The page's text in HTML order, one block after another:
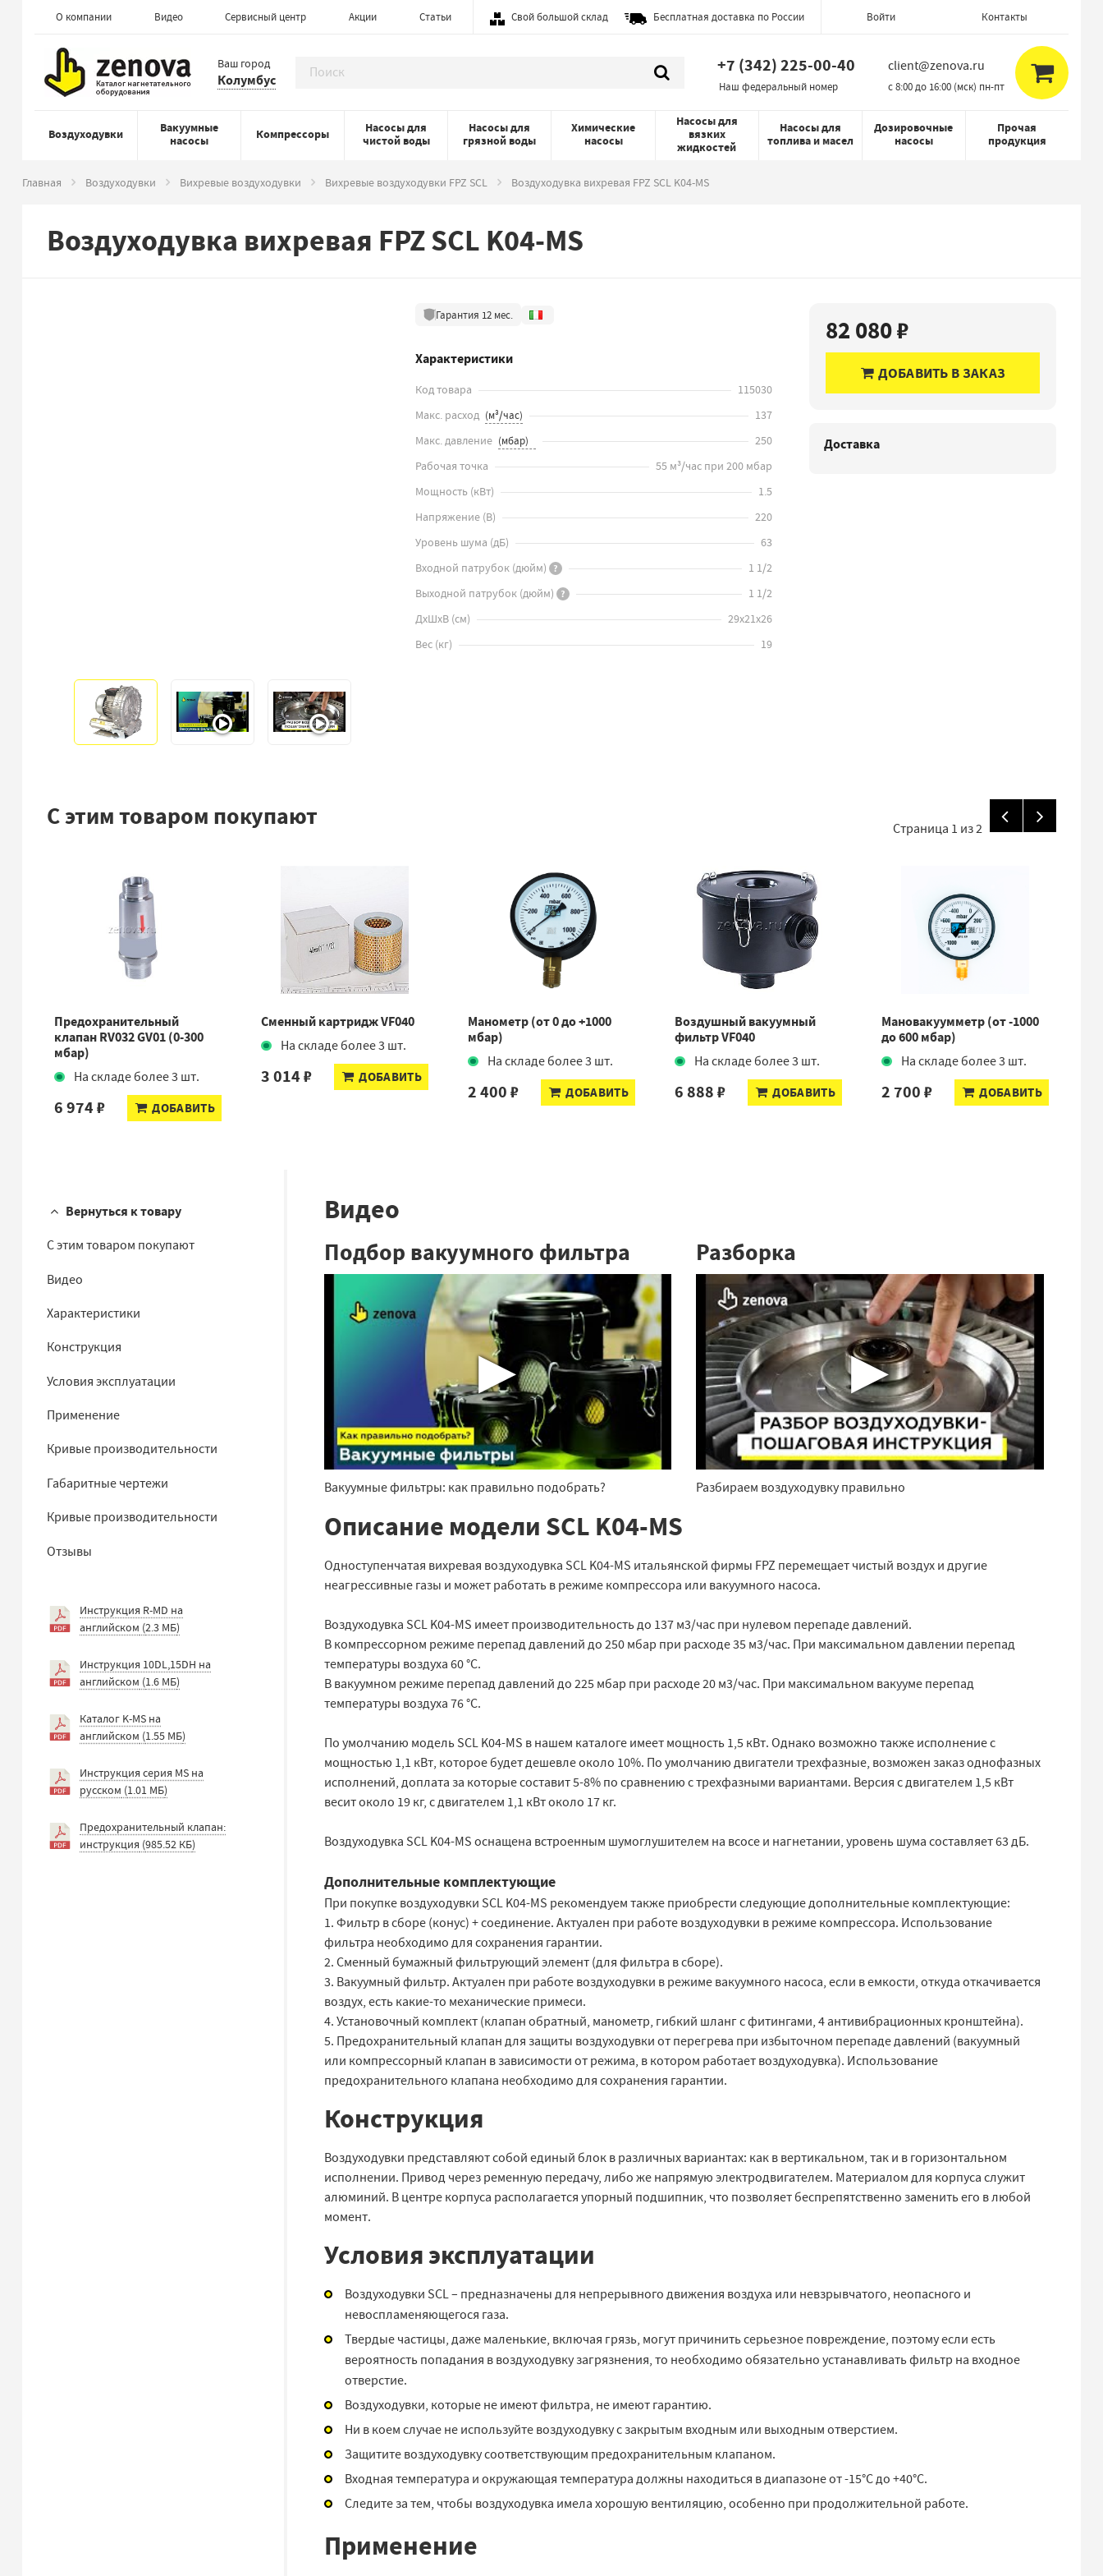
О компании Видео Сервисный центр Акции Статьи Свой большой склад Бесплатная доставка по России Войти Контакты
Ваш город
Колумбус
+7 (342) 225-00-40
Наш федеральный номер
client@zenova.ru
c 8:00 до 16:00 (мск) пн-пт
Воздуходувки
Вакуумные
насосы
Компрессоры
Насосы для
чистой воды
Насосы для
грязной воды
Химические
насосы
Насосы для
вязких
жидкостей
Насосы для
топлива и масел
Дозировочные
насосы
Прочая
продукция
Главная Воздуходувки Вихревые воздуходувки Вихревые воздуходувки FPZ SCL Воздуходувка вихревая FPZ SCL K04-MS
Воздуходувка вихревая FPZ SCL K04-MS
Гарантия 12 мес.
Характеристики
Код товара
115030
Макс. расход
137
Макс. давление
250
Рабочая точка
55 м³/час при 200 мбар
Мощность (кВт)
1.5
Напряжение (В)
220
Уровень шума (дБ)
63
Входной патрубок (дюйм) ?
1 1/2
Выходной патрубок (дюйм) ?
1 1/2
ДхШхВ (см)
29х21х26
Вес (кг) 19
82 080 ₽
ДОБАВИТЬ В ЗАКАЗ
Доставка
С этим товаром покупают Страница 1 из2
Предохранительный
клапан RV032 GV01 (0-300
мбар)
На складе более 3 шт.
6 974 ₽ ДОБАВИТЬ
Сменный картридж VF040
На складе более 3 шт.
3 014 ₽ ДОБАВИТЬ
Манометр (от 0 до +1000
мбар)
На складе более 3 шт.
2 400 ₽ ДОБАВИТЬ
Воздушный вакуумный
фильтр VF040
На складе более 3 шт.
6 888 ₽ ДОБАВИТЬ
Мановакуумметр (от -1000
до 600 мбар)
На складе более 3 шт.
2 700 ₽ ДОБАВИТЬ
Вернуться к товару
С этим товаром покупают
Видео
Характеристики
Конструкция
Условия эксплуатации
Применение
Кривые производительности
Габаритные чертежи
Кривые производительности
Отзывы
Инструкция R-MD на
английском (2.3 МБ)
Инструкция 10DL,15DH на
английском (1.6 МБ)
Каталог K-MS на
английском (1.55 МБ)
Инструкция серия MS на
русском (1.01 МБ)
Предохранительный клапан:
инструкция (985.52 КБ)
Видео
Подбор вакуумного фильтра
▶
Вакуумные фильтры: как правильно подобрать?
Разборка
▶
Разбираем воздуходувку правильно
Описание модели SCL K04-MS
Одноступенчатая вихревая воздуходувка SCL K04-MS итальянской фирмы FPZ перемещает чистый воздух и другие
неагрессивные газы и может работать в режиме компрессора или вакуумного насоса.
Воздуходувка SCL K04-MS имеет производительность до 137 м3/час при нулевом перепаде давлений.
В компрессорном режиме перепад давлений до 250 мбар при расходе 35 м3/час. При максимальном давлении перепад
температуры воздуха 60 °C.
В вакуумном режиме перепад давлений до 225 мбар при расходе 20 м3/час. При максимальном вакууме перепад
температуры воздуха 76 °C.
По умолчанию модель SCL K04-MS в нашем каталоге имеет мощность 1,5 кВт. Однако возможно также исполнение с
мощностью 1,1 кВт, которое будет дешевле около 10%. По умолчанию двигатели трехфазные, возможен заказ однофазных
исполнений, доплата за которые составит 5-8% по сравнению с трехфазными вариантами. Версия с двигателем 1,5 кВт
весит около 19 кг, с двигателем 1,1 кВт около 17 кг.
Воздуходувка SCL K04-MS оснащена встроенным шумоглушителем на всосе и нагнетании, уровень шума составляет 63 дБ.
Дополнительные комплектующие
При покупке воздуходувки SCL K04-MS рекомендуем также приобрести следующие дополнительные комплектующие:
1. Фильтр в сборе (конус) + соединение. Актуален при работе воздуходувки в режиме компрессора. Использование
фильтра необходимо для сохранения гарантии.
2. Сменный бумажный фильтрующий элемент (для фильтра в сборе).
3. Вакуумный фильтр. Актуален при работе воздуходувки в режиме вакуумного насоса, если в емкости, откуда откачивается
воздух, есть какие-то механические примеси.
4. Установочный комплект (клапан обратный, манометр, гибкий шланг с фитингами, 4 антивибрационных кронштейна).
5. Предохранительный клапан для защиты воздуходувки от перегрева при избыточном перепаде давлений (вакуумный
или компрессорный клапан в зависимости от режима, в котором работает воздуходувка). Использование
предохранительного клапана необходимо для сохранения гарантии.
Конструкция
Воздуходувки представляют собой единый блок в различных вариантах: как в вертикальном, так и в горизонтальном
исполнении. Привод через ременную передачу, либо же напрямую электродвигателем. Материалом для корпуса служит
алюминий. В центре корпуса располагается упорный подшипник, что позволяет беспрепятственно заменить его в любой
момент.
Условия эксплуатации
Воздуходувки SCL – предназначены для непрерывного движения воздуха или невзрывчатого, неопасного и
невоспламеняющегося газа.
Твердые частицы, даже маленькие, включая грязь, могут причинить серьезное повреждение, поэтому если есть
вероятность попадания в воздуходувку загрязнения, то необходимо обязательно устанавливать фильтр на входное
отверстие.
Воздуходувки, которые не имеют фильтра, не имеют гарантию.
Ни в коем случае не используйте воздуходувку с закрытым входным или выходным отверстием.
Защитите воздуходувку соответствующим предохранительным клапаном.
Входная температура и окружающая температура должны находиться в диапазоне от -15°C до +40°C.
Следите за тем, чтобы воздуходувка имела хорошую вентиляцию, особенно при продолжительной работе.
Применение